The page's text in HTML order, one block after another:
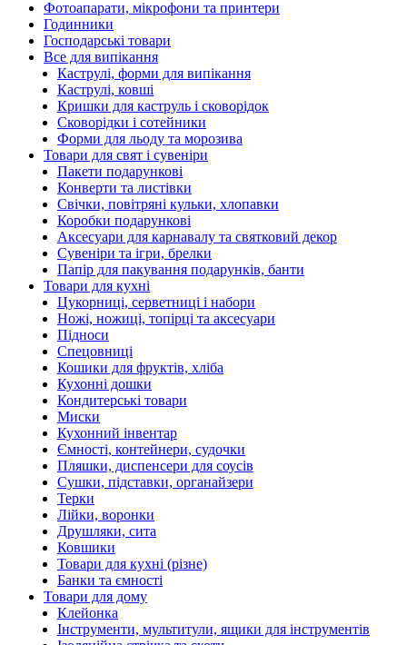
Фотоапарати, мікрофони та принтери
Годинники
Господарські товари
Все для випікання
Каструлі, форми для випікання
Каструлі, ковші
Кришки для каструль і сковорідок
Сковорідки і сотейники
Форми для льоду та морозива
Товари для свят і сувеніри
Пакети подарункові
Конверти та листівки
Свічки, повітряні кульки, хлопавки
Коробки подарункові
Аксесуари для карнавалу та святковий декор
Сувеніри та ігри, брелки
Папір для пакування подарунків, банти
Товари для кухні
Цукорниці, серветниці і набори
Ножі, ножиці, топірці та аксесуари
Підноси
Спецовниці
Кошики для фруктів, хліба
Кухонні дошки
Кондитерські товари
Миски
Кухонний інвентар
Ємності, контейнери, судочки
Пляшки, диспенсери для соусів
Сушки, підставки, органайзери
Терки
Лійки, воронки
Друшляки, сита
Ковшики
Товари для кухні (різне)
Банки та ємності
Товари для дому
Клейонка
Інструменти, мультитули, ящики для інструментів